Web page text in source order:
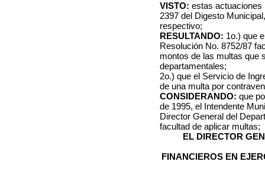
VISTO: estas actuaciones
2397 del Digesto
respectivo;
RESULTANDO: 1o.) que
Resolución No. 8752/87
montos de las multas que
departamentales;
2o.) que el Servicio de
de una multa por
CONSIDERANDO: que
de 1995, el Intendente
Director General del
facultad de aplicar multas;
EL DIRECTOR
FINANCIEROS EN